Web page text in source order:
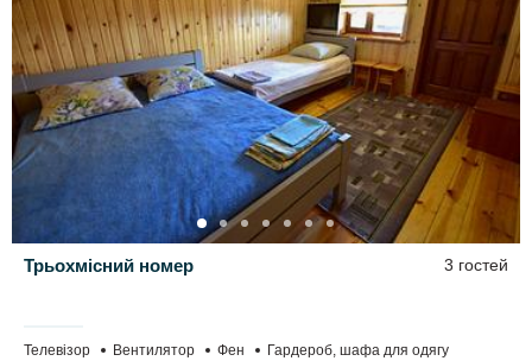
Трьохмісний номер 3 гостей
Телевізор Вентилятор Фен
Гардероб, шафа для одягу